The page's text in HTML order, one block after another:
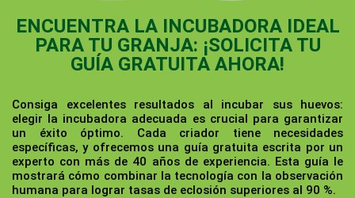
ENCUENTRA LA INCUBADORA IDEAL
PARA TU GRANJA: ¡SOLICITA TU
GUÍA GRATUITA AHORA!
Consiga excelentes resultados al incubar sus huevos:
elegir la incubadora adecuada es crucial para garantizar
un éxito óptimo. Cada criador tiene necesidades
específicas, y ofrecemos una guía gratuita escrita por un
experto con más de 40 años de experiencia. Esta guía le
mostrará cómo combinar la tecnología con la observación
humana para lograr tasas de eclosión superiores al 90 %.